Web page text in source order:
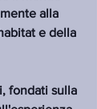
alla
e della
fondati sulla